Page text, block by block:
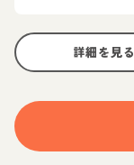
詳細を見る